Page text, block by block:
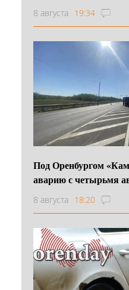
8 августа 19:34
Под Оренбургом
аварию с четырьмя
8 августа 18:20